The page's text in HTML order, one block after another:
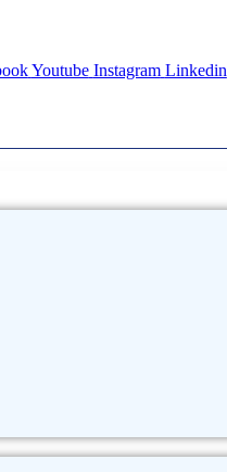
Youtube Instagram Linkedin